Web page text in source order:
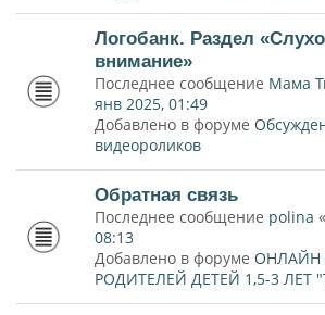
Логобанк. Раздел
внимание»
Последнее сообщение Мама
янв 2025, 01:49
Добавлено в форуме
видеороликов
Обратная связь
Последнее сообщение polina «
08:13
Добавлено в форуме ОНЛАЙН
РОДИТЕЛЕЙ ДЕТЕЙ 1,5-3 ЛЕТ